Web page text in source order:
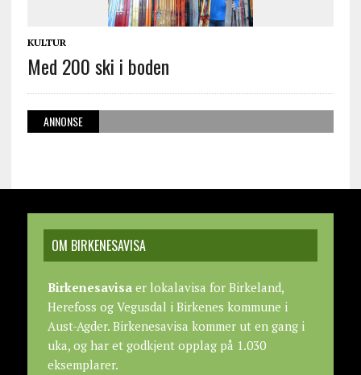
KULTUR
Med 200 ski i boden
ANNONSE
OM BIRKENESAVISA
Birkenesavisaer lokalavisa for Birkeland,
Herefoss og Vegusdal i Birkenes kommune i
Aust-Agder. Birkenesavisa kommer ut en gang i
uka, og har et godkjent opplag på 1.030
eksemplarer.